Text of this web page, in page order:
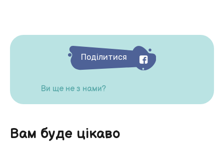
Поділитися
Ви ще не з нами?
Вам буде цікаво